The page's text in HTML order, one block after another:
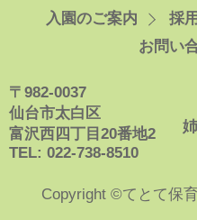
入園のご案内
採
お問い
〒982-0037
仙台市太白区
富沢西四丁目20番地2
TEL: 022-738-8510
Copyright ©てとて保